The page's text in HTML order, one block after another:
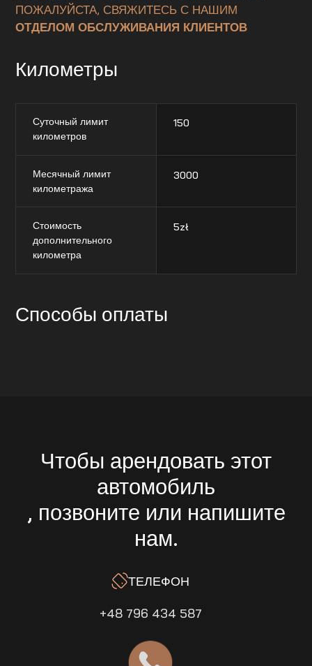
ПОЖАЛУЙСТА, СВЯЖИТЕСЬ С НАШИМ
ОТДЕЛОМ ОБСЛУЖИВАНИЯ КЛИЕНТОВ
Километры
Суточный лимит
километров
150
Месячный лимит
километража
3000
Стоимость
дополнительного
километра
5zł
Способы оплаты
Чтобы арендовать этот
автомобиль
, позвоните или напишите
нам.
ТЕЛЕФОН
+48 796 434 587